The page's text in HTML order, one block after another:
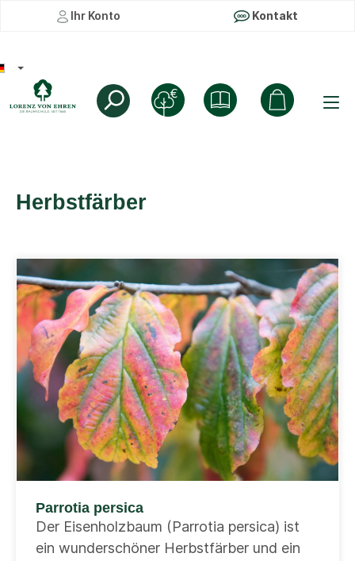
Ihr Konto Kontakt
Herbstfärber
Parrotia persica
Der Eisenholzbaum (Parrotia persica) ist
ein wunderschöner Herbstfärber und ein